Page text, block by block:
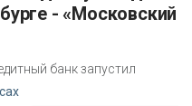
- «Московский
банк запустил